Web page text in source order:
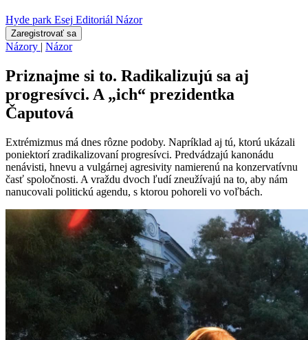
Hyde park Esej Editoriál Názor
Zaregistrovať sa
Názory | Názor
Priznajme si to. Radikalizujú sa aj
progresívci. A „ich“ prezidentka
Čaputová
Extrémizmus má dnes rôzne podoby. Napríklad aj tú, ktorú ukázali
poniektorí zradikalizovaní progresívci. Predvádzajú kanonádu
nenávisti, hnevu a vulgárnej agresivity namierenú na konzervatívnu
časť spoločnosti. A vraždu dvoch ľudí zneužívajú na to, aby nám
nanucovali politickú agendu, s ktorou pohoreli vo voľbách.